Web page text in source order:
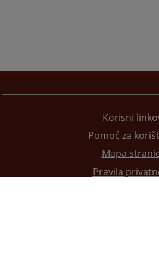
Korisni
Pomoć za
Mapa
Pravila